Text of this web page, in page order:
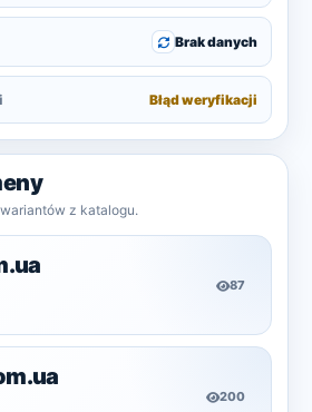
Brak danych
Błąd weryfikacji
z katalogu.
87
200